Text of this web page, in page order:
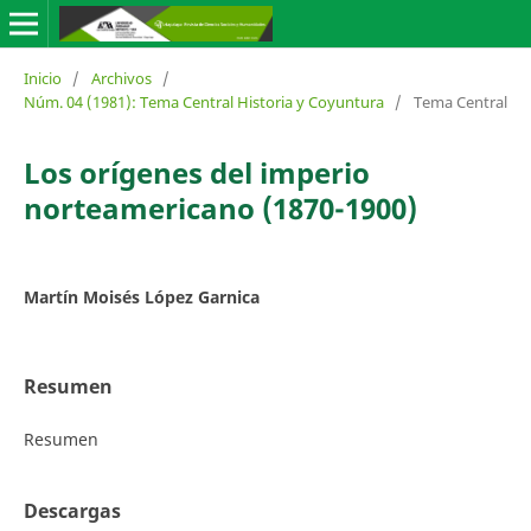
Inicio / Archivos /
Núm. 04 (1981): Tema Central Historia y Coyuntura / Tema Central
Los orígenes del imperio
norteamericano (1870-1900)
Martín Moisés López Garnica
Resumen
Resumen
Descargas